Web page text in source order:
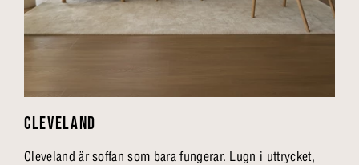
CLEVELAND
Cleveland är soffan som bara fungerar. Lugn i uttrycket,